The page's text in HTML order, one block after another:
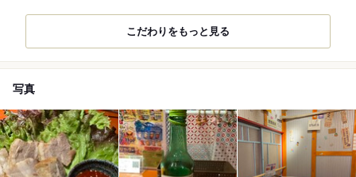
こだわりをもっと見る
写真